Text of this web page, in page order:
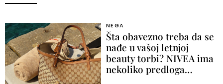
NEGA
Šta obavezno treba da se
nađe u vašoj letnjoj
beauty torbi? NIVEA ima
nekoliko predloga…